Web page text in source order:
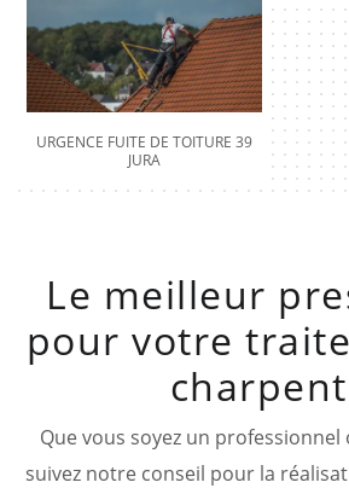
URGENCE FUITE DE TOITURE 39
JURA
Le meilleur
pour votre
Que vous soyez un
suivez notre conseil pour la